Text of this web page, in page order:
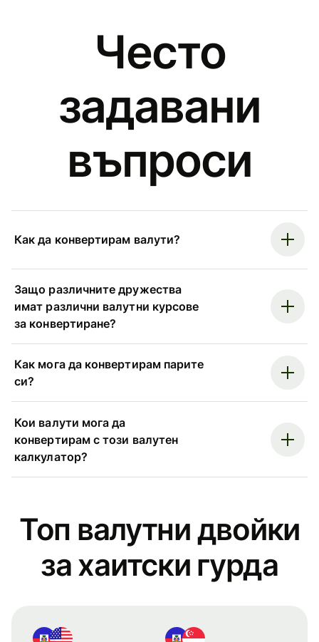
Често
задавани
въпроси
Как да конвертирам валути?
Защо различните дружества
имат различни валутни курсове
за конвертиране?
Как мога да конвертирам парите
си?
Кои валути мога да
конвертирам с този валутен
калкулатор?
Топ валутни двойки
за хаитски гурдa